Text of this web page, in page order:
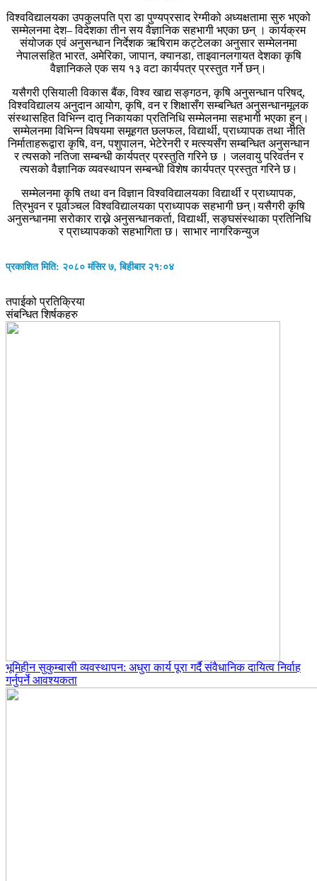
विश्वविद्यालयका उपकुलपति प्रा डा पुण्यप्रसाद रेग्मीको अध्यक्षतामा सुरु भएको
सम्मेलनमा देश– विदेशका तीन सय वैज्ञानिक सहभागी भएका छन् । कार्यक्रम
संयोजक एवं अनुसन्धान निर्देशक ऋषिराम कट्टेलका अनुसार सम्मेलनमा
नेपालसहित भारत, अमेरिका, जापान, क्यानडा, ताइवानलगायत देशका कृषि
वैज्ञानिकले एक सय १३ वटा कार्यपत्र प्रस्तुत गर्ने छन्।
यसैगरी एसियाली विकास बैंक, विश्व खाद्य सङ्गठन, कृषि अनुसन्धान परिषद्,
विश्वविद्यालय अनुदान आयोग, कृषि, वन र शिक्षासँग सम्बन्धित अनुसन्धानमूलक
संस्थासहित विभिन्न दातृ निकायका प्रतिनिधि सम्मेलनमा सहभागी भएका हुन्।
सम्मेलनमा विभिन्न विषयमा समूहगत छलफल, विद्यार्थी, प्राध्यापक तथा नीति
निर्माताहरूद्वारा कृषि, वन, पशुपालन, भेटेरेनरी र मत्स्यसँग सम्बन्धित अनुसन्धान
र त्यसको नतिजा सम्बन्धी कार्यपत्र प्रस्तुति गरिने छ । जलवायु परिवर्तन र
त्यसको वैज्ञानिक व्यवस्थापन सम्बन्धी विशेष कार्यपत्र प्रस्तुत गरिने छ।
सम्मेलनमा कृषि तथा वन विज्ञान विश्वविद्यालयका विद्यार्थी र प्राध्यापक,
त्रिभुवन र पूर्वाञ्चल विश्वविद्यालयका प्राध्यापक सहभागी छन्।यसैगरी कृषि
अनुसन्धानमा सरोकार राख्ने अनुसन्धानकर्ता, विद्यार्थी, सङ्घसंस्थाका प्रतिनिधि
र प्राध्यापकको सहभागिता छ। साभार नागरिकन्युज
प्रकाशित मिति: २०८० मंसिर ७, बिहीबार २१:०४
तपाईको प्रतिक्रिया
संबन्धित शिर्षकहरु
भूमिहीन सुकुम्बासी व्यवस्थापन: अधुरा कार्य पूरा गर्दै संवैधानिक दायित्व निर्वाह
गर्नुपर्ने आवश्यकता